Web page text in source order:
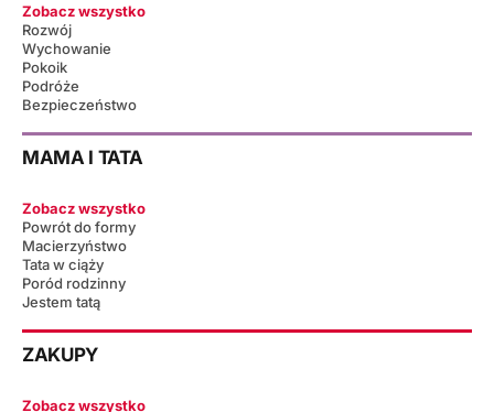
Zobacz wszystko
Rozwój
Wychowanie
Pokoik
Podróże
Bezpieczeństwo
MAMA I TATA
Zobacz wszystko
Powrót do formy
Macierzyństwo
Tata w ciąży
Poród rodzinny
Jestem tatą
ZAKUPY
Zobacz wszystko